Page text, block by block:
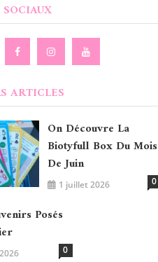
ARTICLES
On Découvre La
Biotyfull Box Du Mois
De Juin
1 juillet 2026 0
Posés
0